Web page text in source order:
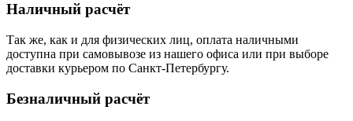
Наличный расчёт
Так же, как и для физических лиц, оплата наличными
доступна при самовывозе из нашего офиса или при выборе
доставки курьером по Санкт-Петербургу.
Безналичный расчёт